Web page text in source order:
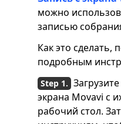
можно
записью
Как это сделать,
подробным
экрана Movavi с
рабочий стол.